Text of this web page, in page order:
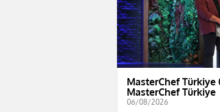
MasterChef Türkiye
MasterChef Türkiye
06/08/2026